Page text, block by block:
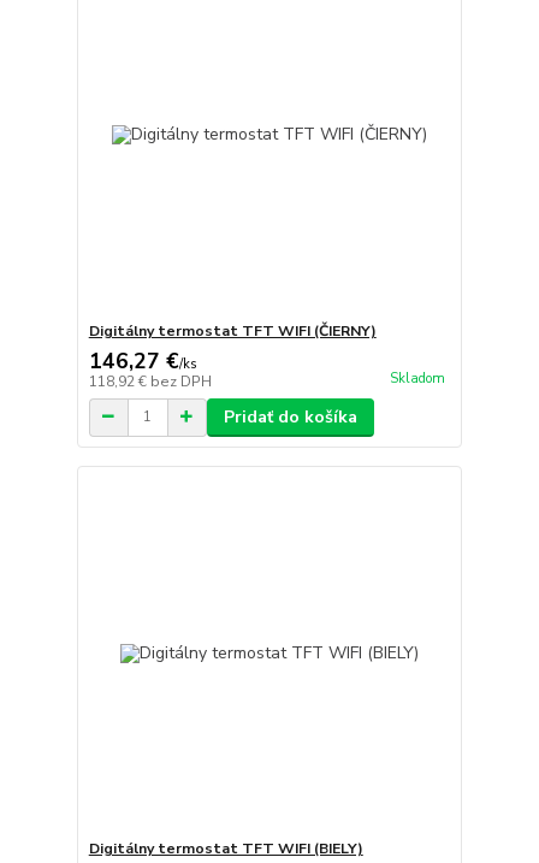
Digitálny termostat TFT WIFI (ČIERNY)
146,27 €/ks
118,92 € bez DPH Skladom
Pridať do košíka
Digitálny termostat TFT WIFI (BIELY)